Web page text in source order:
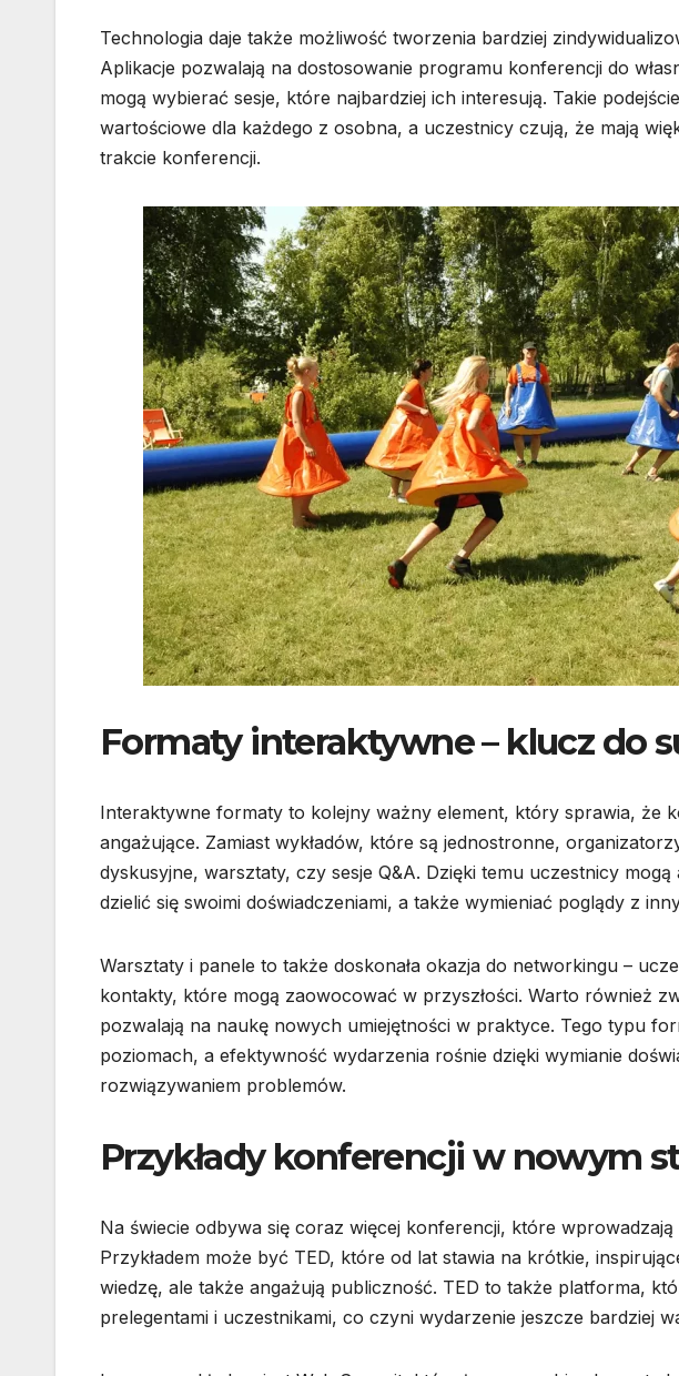
Technologia daje także możliwość tworzenia bardziej
Aplikacje pozwalają na dostosowanie programu konferencji do
mogą wybierać sesje, które najbardziej ich interesują. Takie
wartościowe dla każdego z osobna, a uczestnicy czują, że mają
trakcie konferencji.
Formaty interaktywne – klucz do
Interaktywne formaty to kolejny ważny element, który sprawia, że
angażujące. Zamiast wykładów, które są jednostronne,
dyskusyjne, warsztaty, czy sesje Q&A. Dzięki temu uczestnicy
dzielić się swoimi doświadczeniami, a także wymieniać poglądy z
Warsztaty i panele to także doskonała okazja do networkingu –
kontakty, które mogą zaowocować w przyszłości. Warto również
pozwalają na naukę nowych umiejętności w praktyce. Tego typu
poziomach, a efektywność wydarzenia rośnie dzięki wymianie
rozwiązywaniem problemów.
Przykłady konferencji w nowym
Na świecie odbywa się coraz więcej konferencji, które
Przykładem może być TED, które od lat stawia na krótkie,
wiedzę, ale także angażują publiczność. TED to także platforma,
prelegentami i uczestnikami, co czyni wydarzenie jeszcze bardziej